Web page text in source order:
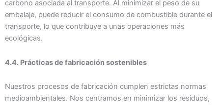
carbono asociada al transporte. Al minimizar el peso de su
embalaje, puede reducir el consumo de combustible durante el
transporte, lo que contribuye a unas operaciones más
ecológicas.
4.4. Prácticas de fabricación sostenibles
Nuestros procesos de fabricación cumplen estrictas normas
medioambientales. Nos centramos en minimizar los residuos,